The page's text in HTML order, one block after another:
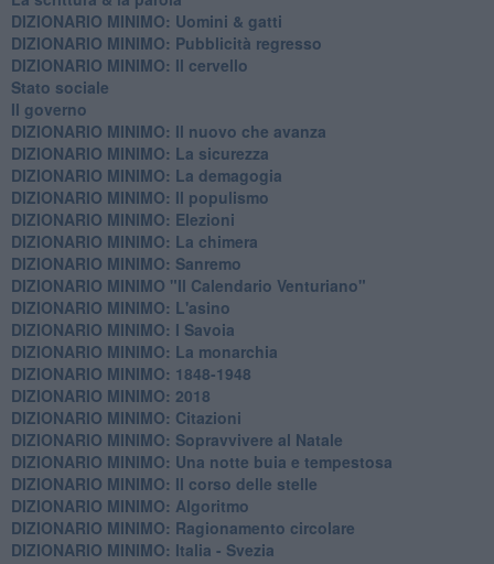
​DIZIONARIO MINIMO: Uomini & gatti
DIZIONARIO MINIMO: ​Pubblicità regresso
DIZIONARIO MINIMO: Il cervello
Stato sociale
Il governo
DIZIONARIO MINIMO: Il nuovo che avanza
DIZIONARIO MINIMO: La sicurezza
DIZIONARIO MINIMO: La demagogia
DIZIONARIO MINIMO: Il populismo
DIZIONARIO MINIMO: Elezioni
DIZIONARIO MINIMO: La chimera
DIZIONARIO MINIMO: Sanremo
DIZIONARIO MINIMO "Il Calendario Venturiano"
DIZIONARIO MINIMO: L'asino
DIZIONARIO MINIMO: I Savoia
DIZIONARIO MINIMO: La monarchia
DIZIONARIO MINIMO: 1848-1948
DIZIONARIO MINIMO: 2018
DIZIONARIO MINIMO: Citazioni
DIZIONARIO MINIMO: ​Sopravvivere al Natale
DIZIONARIO MINIMO: ​Una notte buia e tempestosa
DIZIONARIO MINIMO: Il corso delle stelle
DIZIONARIO MINIMO: Algoritmo
DIZIONARIO MINIMO: Ragionamento circolare
DIZIONARIO MINIMO: Italia - Svezia